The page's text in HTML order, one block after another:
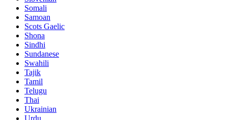
Somali
Samoan
Scots Gaelic
Shona
Sindhi
Sundanese
Swahili
Tajik
Tamil
Telugu
Thai
Ukrainian